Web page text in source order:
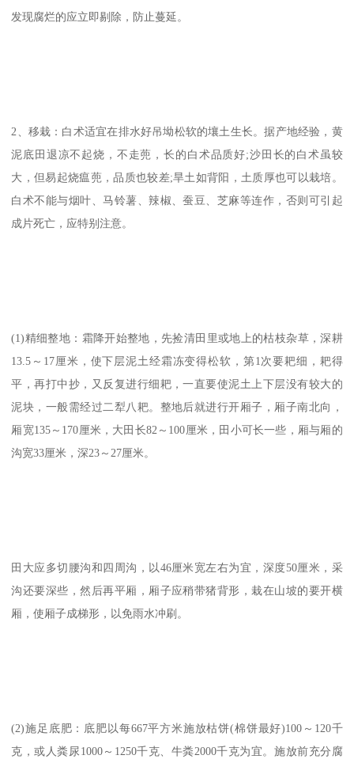
发现腐烂的应立即剔除，防止蔓延。
2、移栽：白术适宜在排水好吊坳松软的壤土生长。据产地经验，黄
泥底田退凉不起烧，不走蔸，长的白术品质好;沙田长的白术虽较
大，但易起烧瘟蔸，品质也较差;旱土如背阳，土质厚也可以栽培。
白术不能与烟叶、马铃薯、辣椒、蚕豆、芝麻等连作，否则可引起
成片死亡，应特别注意。
(1)精细整地：霜降开始整地，先捡清田里或地上的枯枝杂草，深耕
13.5～17厘米，使下层泥土经霜冻变得松软，第1次要耙细，耙得
平，再打中抄，又反复进行细耙，一直要使泥土上下层没有较大的
泥块，一般需经过二犁八耙。整地后就进行开厢子，厢子南北向，
厢宽135～170厘米，大田长82～100厘米，田小可长一些，厢与厢的
沟宽33厘米，深23～27厘米。
田大应多切腰沟和四周沟，以46厘米宽左右为宜，深度50厘米，采
沟还要深些，然后再平厢，厢子应稍带猪背形，栽在山坡的要开横
厢，使厢子成梯形，以免雨水冲刷。
(2)施足底肥：底肥以每667平方米施放枯饼(棉饼最好)100～120千
克，或人粪尿1000～1250千克、牛粪2000千克为宜。施放前充分腐